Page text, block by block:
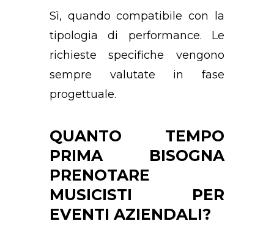
Sì, quando compatibile con la
tipologia di performance. Le
richieste specifiche vengono
sempre valutate in fase
progettuale.
QUANTO TEMPO
PRIMA BISOGNA
PRENOTARE
MUSICISTI PER
EVENTI AZIENDALI?